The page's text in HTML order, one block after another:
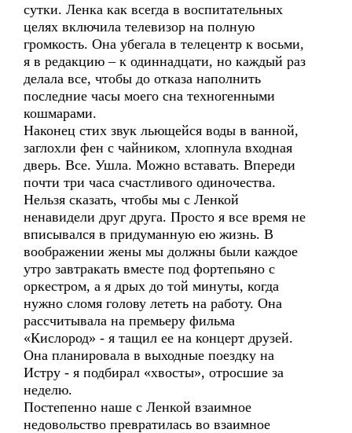
сутки. Ленка как всегда в воспитательных
целях включила телевизор на полную
громкость. Она убегала в телецентр к восьми,
я в редакцию – к одиннадцати, но каждый раз
делала все, чтобы до отказа наполнить
последние часы моего сна техногенными
кошмарами.
Наконец стих звук льющейся воды в ванной,
заглохли фен с чайником, хлопнула входная
дверь. Все. Ушла. Можно вставать. Впереди
почти три часа счастливого одиночества.
Нельзя сказать, чтобы мы с Ленкой
ненавидели друг друга. Просто я все время не
вписывался в придуманную ею жизнь. В
воображении жены мы должны были каждое
утро завтракать вместе под фортепьяно с
оркестром, а я дрых до той минуты, когда
нужно сломя голову лететь на работу. Она
рассчитывала на премьеру фильма
«Кислород» - я тащил ее на концерт друзей.
Она планировала в выходные поездку на
Истру - я подбирал «хвосты», отросшие за
неделю.
Постепенно наше с Ленкой взаимное
недовольство превратилась во взаимное